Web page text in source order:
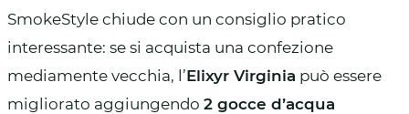
SmokeStyle chiude con un consiglio pratico
interessante: se si acquista una confezione
mediamente vecchia, l’Elixyr Virginia può essere
migliorato aggiungendo 2 gocce d’acqua